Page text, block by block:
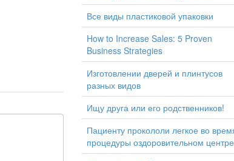
все виды пластиковой упаковки
How to Increase Sales: 5 Proven
Business Strategies
изготовлении дверей и плинтусов
разных видов
Ищу друга или его родственников!
Пациенту прокололи легкое во время
процедуры оздоровительном центре